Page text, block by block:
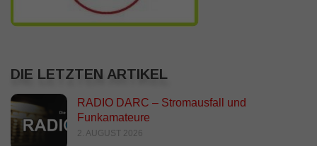
DIE LETZTEN ARTIKEL
RADIO DARC – Stromausfall und
Funkamateure
2. AUGUST 2026